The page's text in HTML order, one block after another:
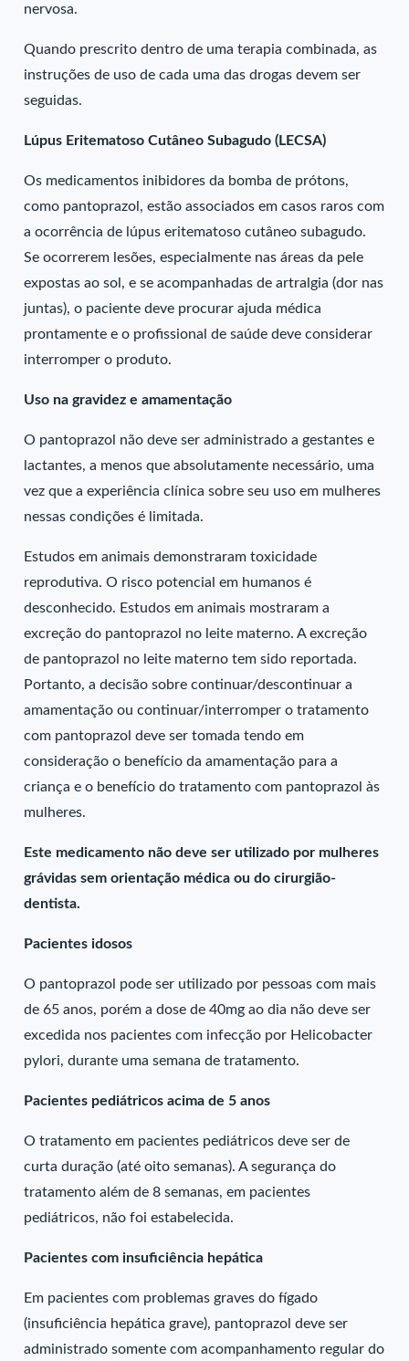
nervosa.
Quando prescrito dentro de uma terapia combinada, as
instruções de uso de cada uma das drogas devem ser
seguidas.
Lúpus Eritematoso Cutâneo Subagudo (LECSA)
Os medicamentos inibidores da bomba de prótons,
como pantoprazol, estão associados em casos raros com
a ocorrência de lúpus eritematoso cutâneo subagudo.
Se ocorrerem lesões, especialmente nas áreas da pele
expostas ao sol, e se acompanhadas de artralgia (dor nas
juntas), o paciente deve procurar ajuda médica
prontamente e o profissional de saúde deve considerar
interromper o produto.
Uso na gravidez e amamentação
O pantoprazol não deve ser administrado a gestantes e
lactantes, a menos que absolutamente necessário, uma
vez que a experiência clínica sobre seu uso em mulheres
nessas condições é limitada.
Estudos em animais demonstraram toxicidade
reprodutiva. O risco potencial em humanos é
desconhecido. Estudos em animais mostraram a
excreção do pantoprazol no leite materno. A excreção
de pantoprazol no leite materno tem sido reportada.
Portanto, a decisão sobre continuar/descontinuar a
amamentação ou continuar/interromper o tratamento
com pantoprazol deve ser tomada tendo em
consideração o benefício da amamentação para a
criança e o benefício do tratamento com pantoprazol às
mulheres.
Este medicamento não deve ser utilizado por mulheres
grávidas sem orientação médica ou do cirurgião-
dentista.
Pacientes idosos
O pantoprazol pode ser utilizado por pessoas com mais
de 65 anos, porém a dose de 40mg ao dia não deve ser
excedida nos pacientes com infecção por Helicobacter
pylori, durante uma semana de tratamento.
Pacientes pediátricos acima de 5 anos
O tratamento em pacientes pediátricos deve ser de
curta duração (até oito semanas). A segurança do
tratamento além de 8 semanas, em pacientes
pediátricos, não foi estabelecida.
Pacientes com insuficiência hepática
Em pacientes com problemas graves do fígado
(insuficiência hepática grave), pantoprazol deve ser
administrado somente com acompanhamento regular do